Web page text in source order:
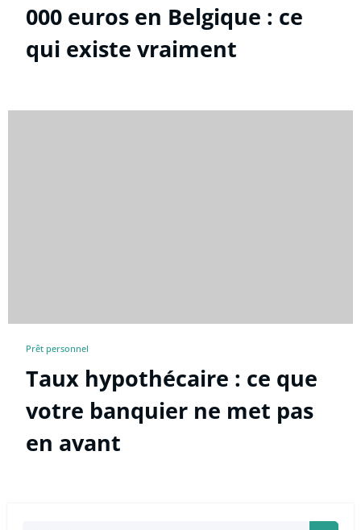
000 euros en Belgique : ce
qui existe vraiment
Prêt personnel
Taux hypothécaire : ce que
votre banquier ne met pas
en avant